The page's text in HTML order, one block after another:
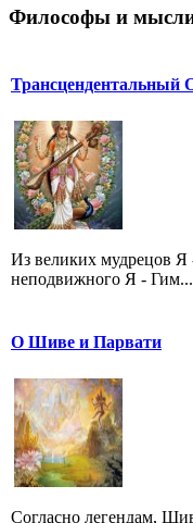
Философы и
Трансцендентальный
Из великих мудрецов
неподвижного Я - Гим...
О Шиве и Парвати
Согласно легендам,